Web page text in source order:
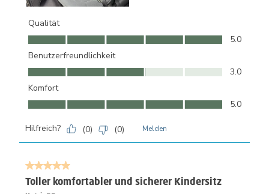
Qualität
Qualität, 5.0 von 5
5.0
Benutzerfreundlichkeit
Benutzerfreundlichkeit, 3.0 von 5
3.0
Komfort
Komfort, 5.0 von 5
5.0
Hilfreich? (0) (0) Melden
5 von 5 Sternen.
Toller komfortabler und sicherer Kindersitz